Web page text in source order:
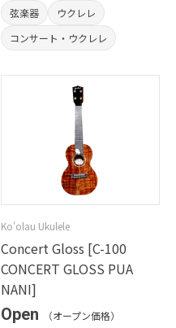
弦楽器
ウクレレ
コンサート・ウクレレ
Ko'olau Ukulele
Concert Gloss [C-100
CONCERT GLOSS PUA
NANI]
Open
（オープン価格）